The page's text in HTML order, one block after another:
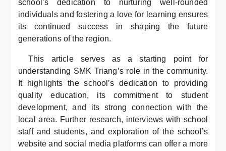
school’s dedication to nurturing well-rounded
individuals and fostering a love for learning ensures
its continued success in shaping the future
generations of the region.
This article serves as a starting point for
understanding SMK Triang’s role in the community.
It highlights the school’s dedication to providing
quality education, its commitment to student
development, and its strong connection with the
local area. Further research, interviews with school
staff and students, and exploration of the school’s
website and social media platforms can offer a more